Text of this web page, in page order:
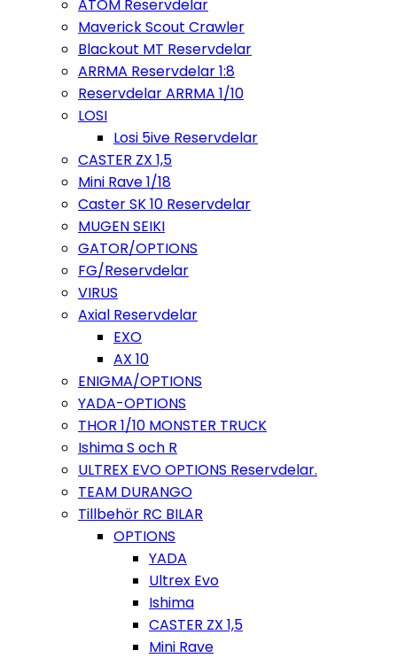
ATOM Reservdelar
Maverick Scout Crawler
Blackout MT Reservdelar
ARRMA Reservdelar 1:8
Reservdelar ARRMA 1/10
LOSI
Losi 5ive Reservdelar
CASTER ZX 1,5
Mini Rave 1/18
Caster SK 10 Reservdelar
MUGEN SEIKI
GATOR/OPTIONS
FG/Reservdelar
VIRUS
Axial Reservdelar
EXO
AX 10
ENIGMA/OPTIONS
YADA-OPTIONS
THOR 1/10 MONSTER TRUCK
Ishima S och R
ULTREX EVO OPTIONS Reservdelar.
TEAM DURANGO
Tillbehör RC BILAR
OPTIONS
YADA
Ultrex Evo
Ishima
CASTER ZX 1,5
Mini Rave